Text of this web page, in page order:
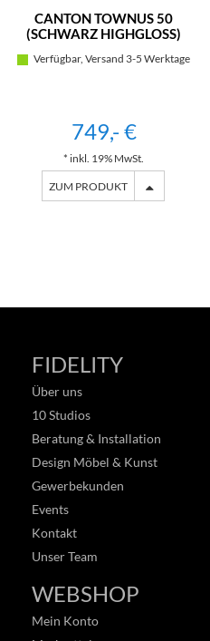
CANTON TOWNUS 50
(SCHWARZ HIGHGLOSS)
Verfügbar, Versand 3-5 Werktage
749,- €
* inkl. 19% MwSt.
ZUM PRODUKT
FIDELITY
Über uns
10 Studios
Beratung & Installation
Design Möbel & Kunst
Gewerbekunden
Events
Kontakt
Unser Team
WEBSHOP
Mein Konto